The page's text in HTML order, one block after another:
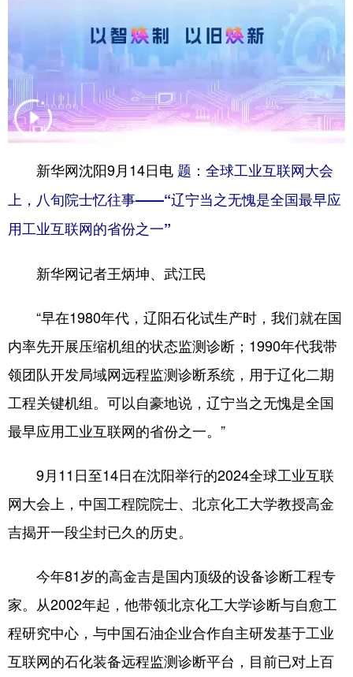
新华网沈阳9月14日电 题：全球工业互联网大会
上，八旬院士忆往事——“辽宁当之无愧是全国最早应
用工业互联网的省份之一”
新华网记者王炳坤、武江民
“早在1980年代，辽阳石化试生产时，我们就在国
内率先开展压缩机组的状态监测诊断；1990年代我带
领团队开发局域网远程监测诊断系统，用于辽化二期
工程关键机组。可以自豪地说，辽宁当之无愧是全国
最早应用工业互联网的省份之一。”
9月11日至14日在沈阳举行的2024全球工业互联
网大会上，中国工程院院士、北京化工大学教授高金
吉揭开一段尘封已久的历史。
今年81岁的高金吉是国内顶级的设备诊断工程专
家。从2002年起，他带领北京化工大学诊断与自愈工
程研究中心，与中国石油企业合作自主研发基于工业
互联网的石化装备远程监测诊断平台，目前已对上百